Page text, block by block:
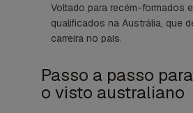
Voltado para recém-formados
qualificados na Austrália, que
carreira no país.
Passo a passo
o visto australiano